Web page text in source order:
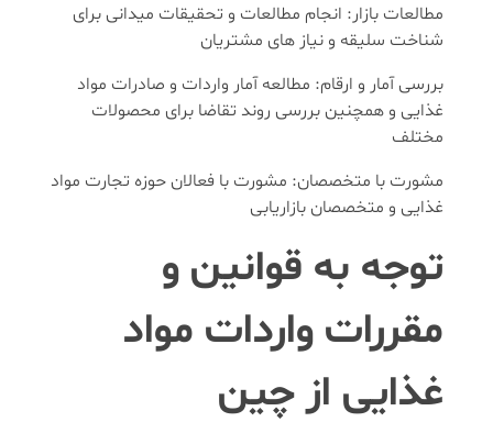
مطالعات بازار: انجام مطالعات و تحقیقات میدانی برای
شناخت سلیقه و نیاز های مشتریان
بررسی آمار و ارقام: مطالعه آمار واردات و صادرات مواد
غذایی و همچنین بررسی روند تقاضا برای محصولات
مختلف
مشورت با متخصصان: مشورت با فعالان حوزه تجارت مواد
غذایی و متخصصان بازاریابی
توجه به قوانین و
مقررات واردات مواد
غذایی از چین